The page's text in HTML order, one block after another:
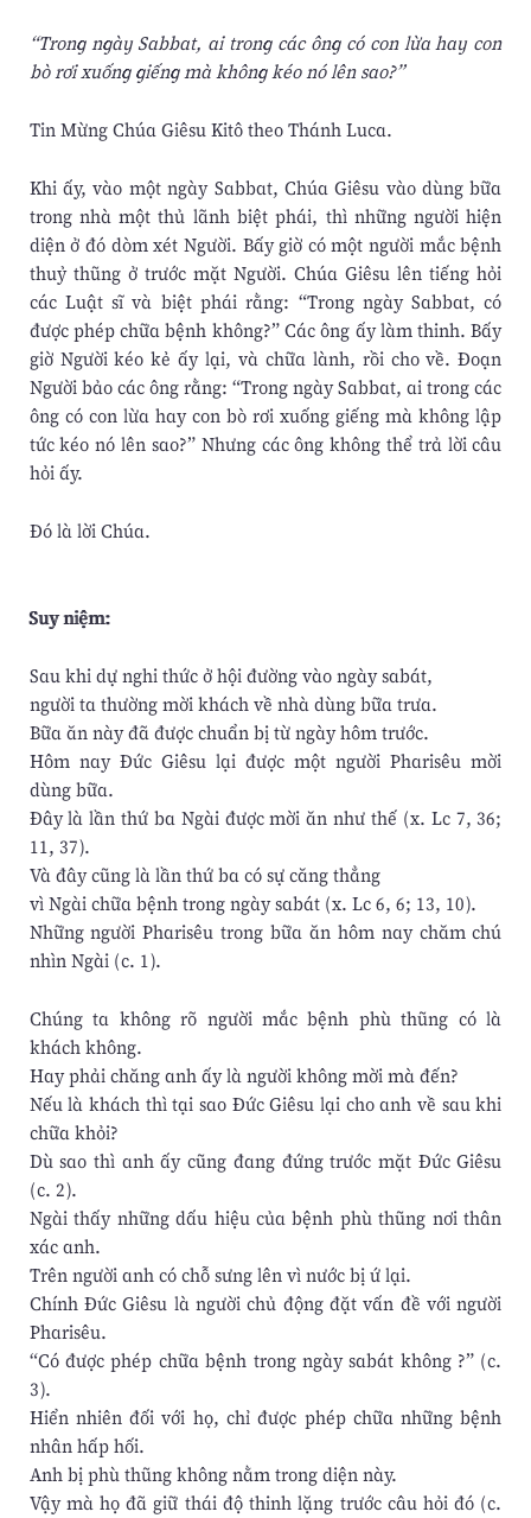
“Trong ngày Sabbat, ai trong các ông có con lừa hay con
bò rơi xuống giếng mà không kéo nó lên sao?”
Tin Mừng Chúa Giêsu Kitô theo Thánh Luca.
Khi ấy, vào một ngày Sabbat, Chúa Giêsu vào dùng bữa
trong nhà một thủ lãnh biệt phái, thì những người hiện
diện ở đó dòm xét Người. Bấy giờ có một người mắc bệnh
thuỷ thũng ở trước mặt Người. Chúa Giêsu lên tiếng hỏi
các Luật sĩ và biệt phái rằng: “Trong ngày Sabbat, có
được phép chữa bệnh không?” Các ông ấy làm thinh. Bấy
giờ Người kéo kẻ ấy lại, và chữa lành, rồi cho về. Ðoạn
Người bảo các ông rằng: “Trong ngày Sabbat, ai trong các
ông có con lừa hay con bò rơi xuống giếng mà không lập
tức kéo nó lên sao?” Nhưng các ông không thể trả lời câu
hỏi ấy.
Ðó là lời Chúa.
Suy niệm:
Sau khi dự nghi thức ở hội đường vào ngày sabát,
người ta thường mời khách về nhà dùng bữa trưa.
Bữa ăn này đã được chuẩn bị từ ngày hôm trước.
Hôm nay Đức Giêsu lại được một người Pharisêu mời
dùng bữa.
Đây là lần thứ ba Ngài được mời ăn như thế (x. Lc 7, 36;
11, 37).
Và đây cũng là lần thứ ba có sự căng thẳng
vì Ngài chữa bệnh trong ngày sabát (x. Lc 6, 6; 13, 10).
Những người Pharisêu trong bữa ăn hôm nay chăm chú
nhìn Ngài (c. 1).
Chúng ta không rõ người mắc bệnh phù thũng có là
khách không.
Hay phải chăng anh ấy là người không mời mà đến?
Nếu là khách thì tại sao Đức Giêsu lại cho anh về sau khi
chữa khỏi?
Dù sao thì anh ấy cũng đang đứng trước mặt Đức Giêsu
(c. 2).
Ngài thấy những dấu hiệu của bệnh phù thũng nơi thân
xác anh.
Trên người anh có chỗ sưng lên vì nước bị ứ lại.
Chính Đức Giêsu là người chủ động đặt vấn đề với người
Pharisêu.
“Có được phép chữa bệnh trong ngày sabát không ?” (c.
3).
Hiển nhiên đối với họ, chỉ được phép chữa những bệnh
nhân hấp hối.
Anh bị phù thũng không nằm trong diện này.
Vậy mà họ đã giữ thái độ thinh lặng trước câu hỏi đó (c.